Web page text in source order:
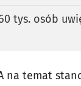
tys. osób
na temat